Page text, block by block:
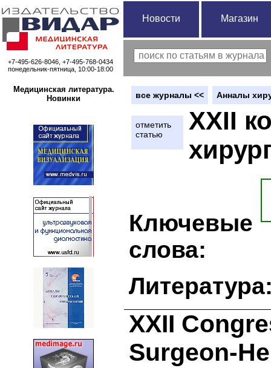
+7-495-626-8046, +7-495-768-0434
понедельник-пятница, 10:00-18:00
Новости Магазин
Медицинская литература.
Новинки
вce журналы << Анналы
отметить
статью
XXII
Ключевые
слова:
XXII
Surgeon-